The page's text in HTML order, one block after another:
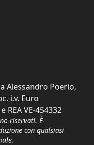
Alessandro Poerio,
i.v. Euro
REA VE-454332
riservati. È
con qualsiasi